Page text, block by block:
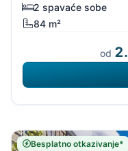
2 spavaće sobe
84 m²
od
Besplatno otkazivanje*